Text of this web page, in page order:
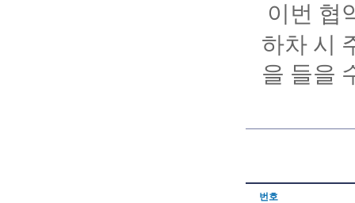
이번 협
하차 시
을 들을
번호